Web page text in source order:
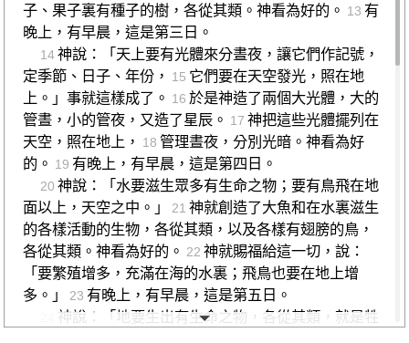
子、果子裏有種子的樹，各從其類。神看為好的。 13 有
晚上，有早晨，這是第三日。
14 神說：「天上要有光體來分晝夜，讓它們作記號，
定季節、日子、年份，
15 它們要在天空發光，照在地
上。」事就這樣成了。 16 於是神造了兩個大光體，大的
管晝，小的管夜，又造了星辰。 17 神把這些光體擺列在
天空，照在地上，
18 管理晝夜，分別光暗。神看為好
的。 19 有晚上，有早晨，這是第四日。
20 神說：「水要滋生眾多有生命之物；要有鳥飛在地
面以上，天空之中。」
21 神就創造了大魚和在水裏滋生
的各樣活動的生物，各從其類，以及各樣有翅膀的鳥，
各從其類。神看為好的。 22 神就賜福給這一切，說：
「要繁殖增多，充滿在海的水裏；飛鳥也要在地上增
多。」
23 有晚上，有早晨，這是第五日。
神說：「地要生出有生命之物，各從其類，就是牲